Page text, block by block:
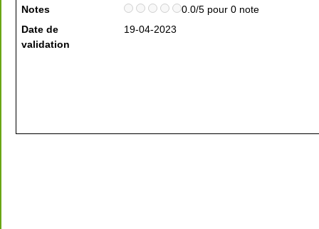
Notes
0.0/5 pour 0 note
Date de
validation
19-04-2023